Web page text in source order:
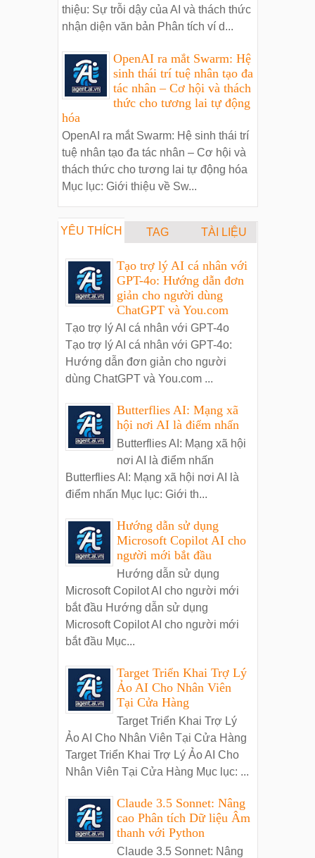
thiệu: Sự trỗi dậy của AI và thách thức
nhận diện văn bản Phân tích ví d...
OpenAI ra mắt Swarm: Hệ
sinh thái trí tuệ nhân tạo đa
tác nhân – Cơ hội và thách
thức cho tương lai tự động
hóa
OpenAI ra mắt Swarm: Hệ sinh thái trí
tuệ nhân tạo đa tác nhân – Cơ hội và
thách thức cho tương lai tự động hóa
Mục lục: Giới thiệu về Sw...
YÊU THÍCH TAG TÀI LIỆU
Tạo trợ lý AI cá nhân với
GPT-4o: Hướng dẫn đơn
giản cho người dùng
ChatGPT và You.com
Tạo trợ lý AI cá nhân với GPT-4o
Tạo trợ lý AI cá nhân với GPT-4o:
Hướng dẫn đơn giản cho người
dùng ChatGPT và You.com ...
Butterflies AI: Mạng xã
hội nơi AI là điểm nhấn
Butterflies AI: Mạng xã hội
nơi AI là điểm nhấn
Butterflies AI: Mạng xã hội nơi AI là
điểm nhấn Mục lục: Giới th...
Hướng dẫn sử dụng
Microsoft Copilot AI cho
người mới bắt đầu
Hướng dẫn sử dụng
Microsoft Copilot AI cho người mới
bắt đầu Hướng dẫn sử dụng
Microsoft Copilot AI cho người mới
bắt đầu Mục...
Target Triển Khai Trợ Lý
Ảo AI Cho Nhân Viên
Tại Cửa Hàng
Target Triển Khai Trợ Lý
Ảo AI Cho Nhân Viên Tại Cửa Hàng
Target Triển Khai Trợ Lý Ảo AI Cho
Nhân Viên Tại Cửa Hàng Mục lục: ...
Claude 3.5 Sonnet: Nâng
cao Phân tích Dữ liệu Âm
thanh với Python
Claude 3.5 Sonnet: Nâng